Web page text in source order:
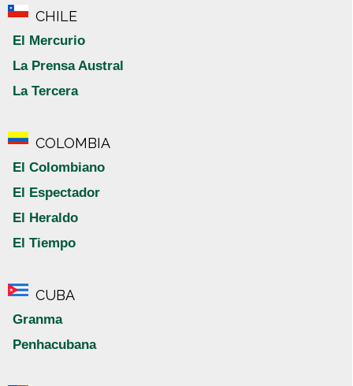
CHILE
El Mercurio
La Prensa Austral
La Tercera
COLOMBIA
El Colombiano
El Espectador
El Heraldo
El Tiempo
CUBA
Granma
Penhacubana